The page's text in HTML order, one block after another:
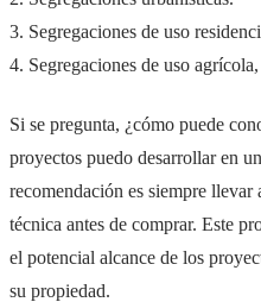
3. Segregaciones de uso
4. Segregaciones de uso
Si se pregunta, ¿cómo puede
proyectos puedo desarrollar en
recomendación es siempre
técnica antes de comprar. Este
el potencial alcance de los
su propiedad.